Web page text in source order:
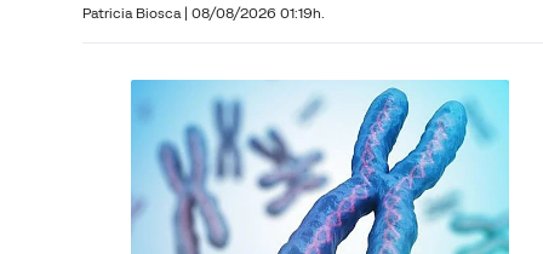
Patricia Biosca | 08/08/2026 01:19h.